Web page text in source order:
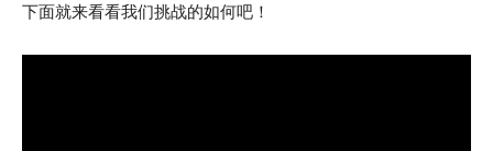
下面就来看看我们挑战的如何吧！